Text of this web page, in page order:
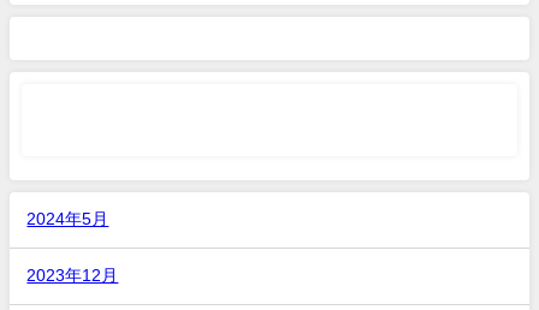
2024年5月
2023年12月